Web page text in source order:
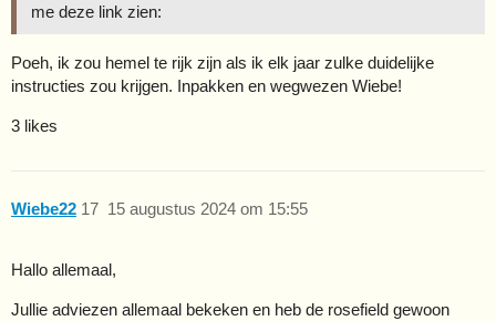
me deze link zien:
Poeh, ik zou hemel te rijk zijn als ik elk jaar zulke duidelijke
instructies zou krijgen. Inpakken en wegwezen Wiebe!
3 likes
Wiebe22 15 augustus 2024 om 15:55
17
Hallo allemaal,
Jullie adviezen allemaal bekeken en heb de rosefield gewoon